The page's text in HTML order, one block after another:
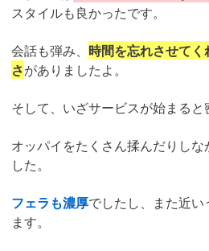
スタイルも良かったです。
会話も弾み、 時間を忘れさせて
さがありましたよ。
そして、いざサービスが始まると
オッパイをたくさん揉んだりしな
した。
フェラも濃厚でしたし、また近
ます。